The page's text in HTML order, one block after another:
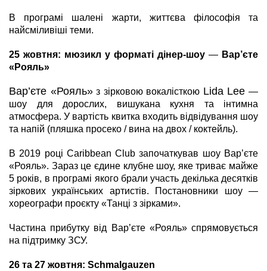
В програмі шалені жарти, життєва філософія та
найсміливіші теми.
25 жовтня: мюзикл у форматі дінер-шоу — Вар’єте
«Рояль»
Вар’єте «Рояль»з зірковою вокалісткою Lida Lee —
шоу для дорослих, вишукана кухня та інтимна
атмосфера. У вартість квитка входить відвідування шоу
та напій (пляшка просеко / вина на двох / коктейль).
В 2019 році Caribbean Club започаткував шоу Вар’єте
«Рояль». Зараз це єдине клубне шоу, яке триває майже
5 років, в програмі якого брали участь декілька десятків
зіркових українських артистів. Постановники шоу —
хореографи проєкту «Танці з зірками».
Частина прибутку від Вар’єте «Рояль» спрямовується
на підтримку ЗСУ.
26 та 27 жовтня: Schmalgauzen